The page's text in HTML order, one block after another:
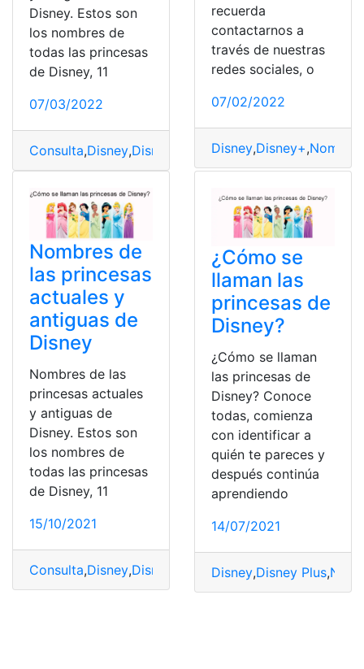
Disney. Estos son
los nombres de
todas las princesas
de Disney, 11
07/03/2022
Consulta,Disney,Disney princesas,Nombre,
recuerda
contactarnos a
través de nuestras
redes sociales, o
07/02/2022
Disney,Disney+,Nombre
Nombres de
las princesas
actuales y
antiguas de
Disney
Nombres de las
princesas actuales
y antiguas de
Disney. Estos son
los nombres de
todas las princesas
de Disney, 11
15/10/2021
Consulta,Disney,Disney princesas,Nombre,
¿Cómo se
llaman las
princesas de
Disney?
¿Cómo se llaman
las princesas de
Disney? Conoce
todas, comienza
con identificar a
quién te pareces y
después continúa
aprendiendo
14/07/2021
Disney,Disney Plus,